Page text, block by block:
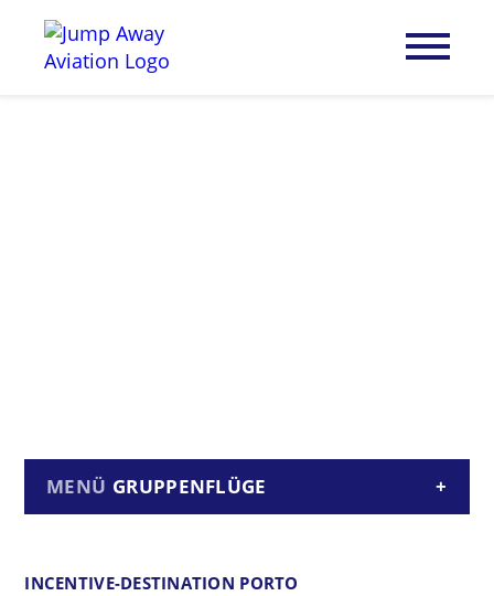
GRUPPENFLÜGE
INCENTIVE-DESTINATION PORTO